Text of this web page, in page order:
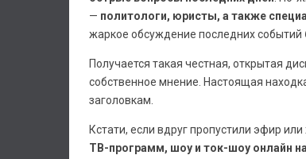
— политологи, юристы, а также
жаркое обсуждение последних событий
Получается такая честная, открытая
собственное мнение. Настоящая
заголовкам.
Кстати, если вдруг пропустили эфир
ТВ-программ, шоу и ток-шоу онлайн